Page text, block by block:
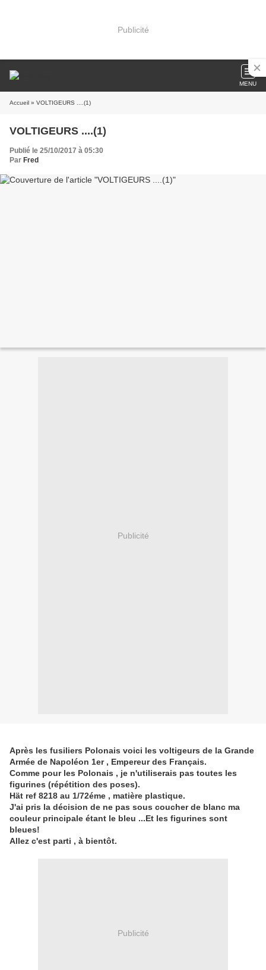
Publicité
MENU
Accueil » VOLTIGEURS ....(1)
VOLTIGEURS ....(1)
Publié le 25/10/2017 à 05:30
Par Fred
Publicité
Après les fusiliers Polonais voici les voltigeurs de la Grande
Armée de Napoléon 1er , Empereur des Français.
Comme pour les Polonais , je n'utiliserais pas toutes les
figurines (répétition des poses).
Hät ref 8218 au 1/72éme , matière plastique.
J'ai pris la décision de ne pas sous coucher de blanc ma
couleur principale étant le bleu ...Et les figurines sont
bleues!
Allez c'est parti , à bientôt.
Publicité